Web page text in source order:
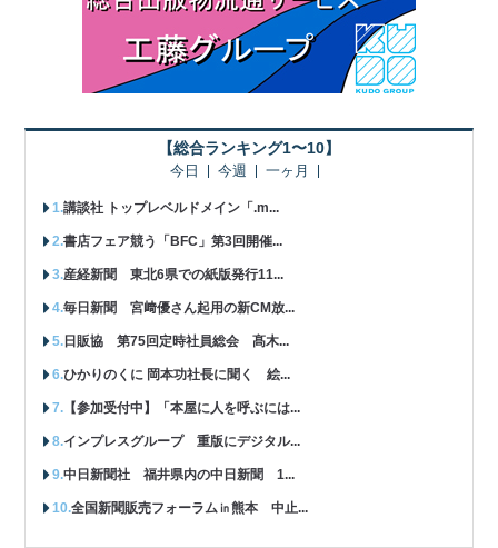
【総合ランキング1〜10】
今日 今週 一ヶ月
講談社 トップレベルドメイン「.m...
書店フェア競う「BFC」第3回開催...
産経新聞 東北6県での紙版発行11...
毎日新聞 宮﨑優さん起用の新CM放...
日販協 第75回定時社員総会 髙木...
ひかりのくに 岡本功社長に聞く 絵...
【参加受付中】「本屋に人を呼ぶには...
インプレスグループ 重版にデジタル...
中日新聞社 福井県内の中日新聞 1...
全国新聞販売フォーラム㏌熊本 中止...